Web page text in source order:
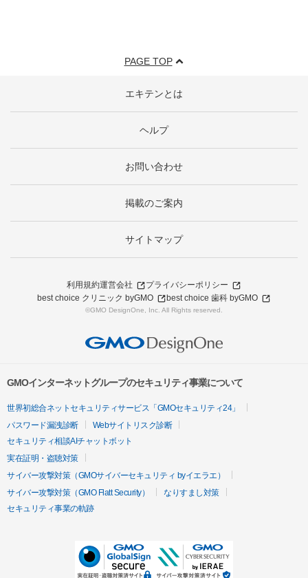
PAGE TOP
エキテンとは
ヘルプ
お問い合わせ
掲載のご案内
サイトマップ
利用規約運営会社
プライバシーポリシー
best choice クリニック byGMO
best choice 歯科 byGMO
©GMO DesignOne, Inc. All Rights reserved.
GMOインターネットグループのセキュリティ事業について
世界初総合ネットセキュリティサービス「GMOセキュリティ24」
パスワード漏洩診断
Webサイトリスク診断
セキュリティ相談AIチャットボット
実在証明・盗聴対策
サイバー攻撃対策（GMOサイバーセキュリティ byイエラエ）
サイバー攻撃対策（GMO Flatt Security）
なりすまし対策
セキュリティ事業の軌跡